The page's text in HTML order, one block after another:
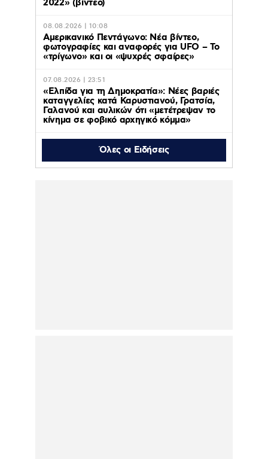
2022» (βίντεο)
08.08.2026 | 10:08
Αμερικανικό Πεντάγωνο: Νέα βίντεο,
φωτογραφίες και αναφορές για UFO – Το
«τρίγωνο» και οι «ψυχρές σφαίρες»
07.08.2026 | 23:51
«Ελπίδα για τη Δημοκρατία»: Νέες βαριές
καταγγελίες κατά Καρυστιανού, Γρατσία,
Γαλανού και αυλικών ότι «μετέτρεψαν το
κίνημα σε φοβικό αρχηγικό κόμμα»
Όλες οι Ειδήσεις